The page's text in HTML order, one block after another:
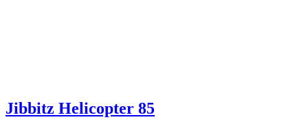
Jibbitz Helicopter 85